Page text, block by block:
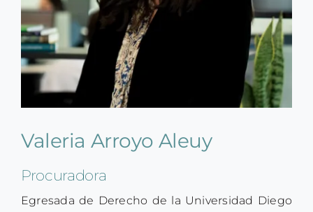
SMART PERMITS
Search
for:
Valeria Arroyo Aleuy
Procuradora
Egresada de Derecho de la Universidad Diego